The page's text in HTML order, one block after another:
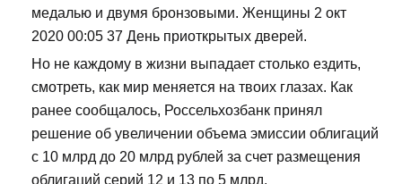
медалью и двумя бронзовыми. Женщины 2 окт
2020 00:05 37 День приоткрытых дверей.
Но не каждому в жизни выпадает столько ездить,
смотреть, как мир меняется на твоих глазах. Как
ранее сообщалось, Россельхозбанк принял
решение об увеличении объема эмиссии облигаций
с 10 млрд до 20 млрд рублей за счет размещения
облигаций серий 12 и 13 по 5 млрд.